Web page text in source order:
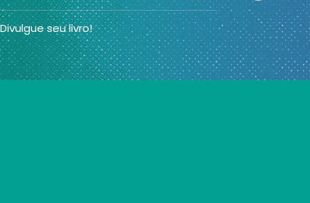
Divulgue seu livro!